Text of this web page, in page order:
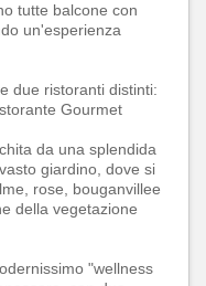
tutte balcone con
un'esperienza
due ristoranti distinti:
Gourmet
da una splendida
giardino, dove si
rose, bouganvillee
della vegetazione
"wellness